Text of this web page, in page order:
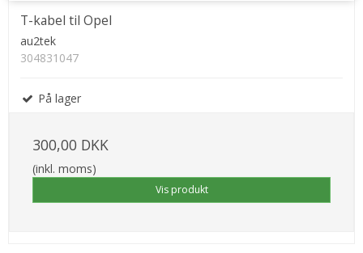
T-kabel til Opel
au2tek
304831047
På lager
300,00 DKK
(inkl. moms)
Vis produkt